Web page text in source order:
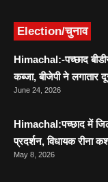
Election/चुनाव
Himachal:-पच्छाद
कब्जा, बीजेपी ने लगातार
June 24, 2026
Himachal:पच्छाद में
प्रदर्शन, विधायक रीना
May 8, 2026